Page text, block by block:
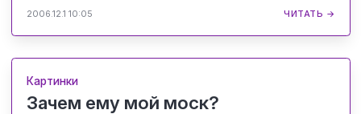
2006.12.1 10:05 ЧИТАТЬ →
Картинки
Зачем ему мой моск?